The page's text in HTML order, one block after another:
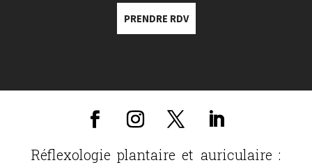
PRENDRE RDV
Réflexologie plantaire et auriculaire :